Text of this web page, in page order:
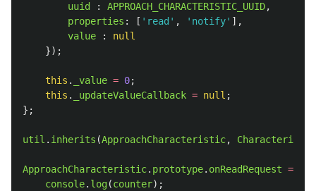
uuid
: APPROACH_CHARACTERISTIC_UUID,
properties : [ ' read ' , ' notify' ],
value
:
null
});
this . _value = 0;
this . _updateValueCallback = null ;
};
util . inherits (ApproachCharacteristic, Characteristic
ApproachCharacteristic. prototype. onReadRequest =
console. log(counter);